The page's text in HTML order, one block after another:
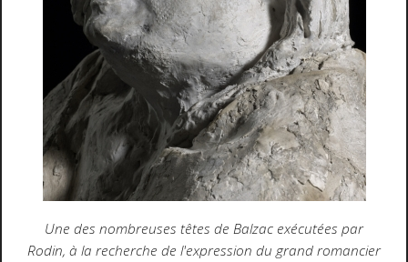
Une des nombreuses têtes de Balzac exécutées par
Rodin, à la recherche de l'expression du grand romancier